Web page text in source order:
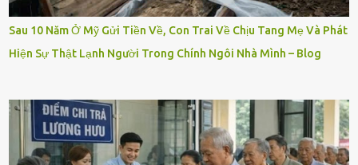
Sau 10 Năm Ở Mỹ Gửi Tiền Về, Con Trai Về Chịu Tang Mẹ Và Phát
Hiện Sự Thật Lạnh Người Trong Chính Ngôi Nhà Mình – Blog